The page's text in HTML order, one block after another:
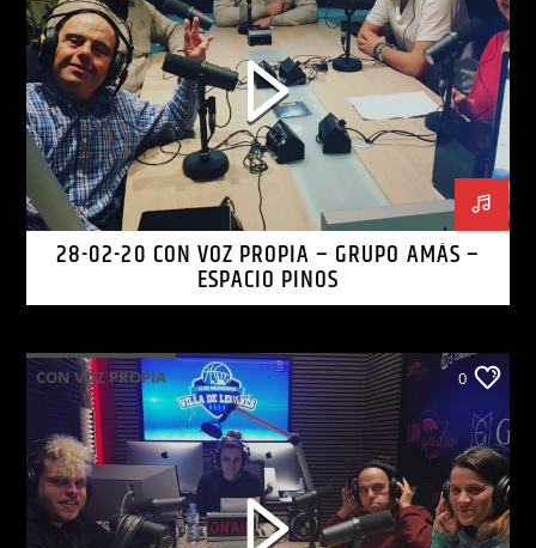
28-02-20 CON VOZ PROPIA – GRUPO AMÁS –
ESPACIO PINOS
CON VOZ PROPIA 0